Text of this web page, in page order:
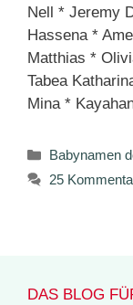
Nell * Jeremy
Hassena *
Matthias *
Tabea
Mina *
Kategorien
Babynamen
25
DAS BLOG